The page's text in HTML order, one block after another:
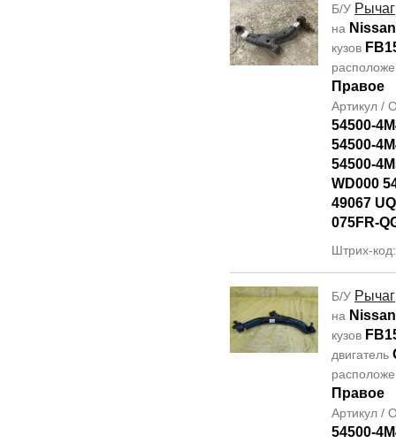
Б/У Рычаг
на
кузов
Правое
Артикул /
54500-
54500-
54500-
WD000
49067
075FR-
Штрих-
Б/У Рычаг
на
кузов
двигатель
Правое
Артикул /
54500-